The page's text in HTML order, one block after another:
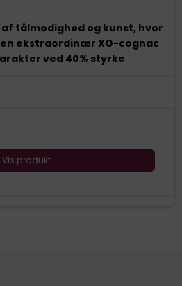
tålmodighed og kunst, hvor
en ekstraordinær XO-cognac
ved 40% styrke
Vis produkt